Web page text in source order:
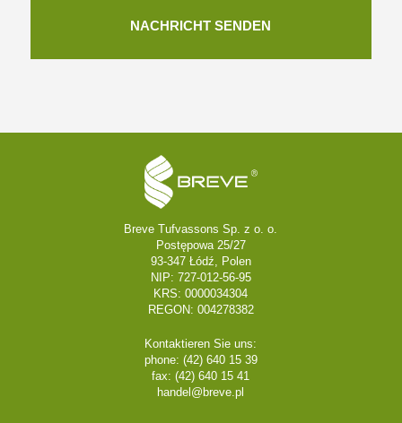
Breve Tufvassons Sp. z o. o.
Postępowa 25/27
93-347 Łódź, Polen
NIP: 727-012-56-95
KRS: 0000034304
REGON: 004278382
Kontaktieren Sie uns:
phone: (42) 640 15 39
fax: (42) 640 15 41
handel@breve.pl